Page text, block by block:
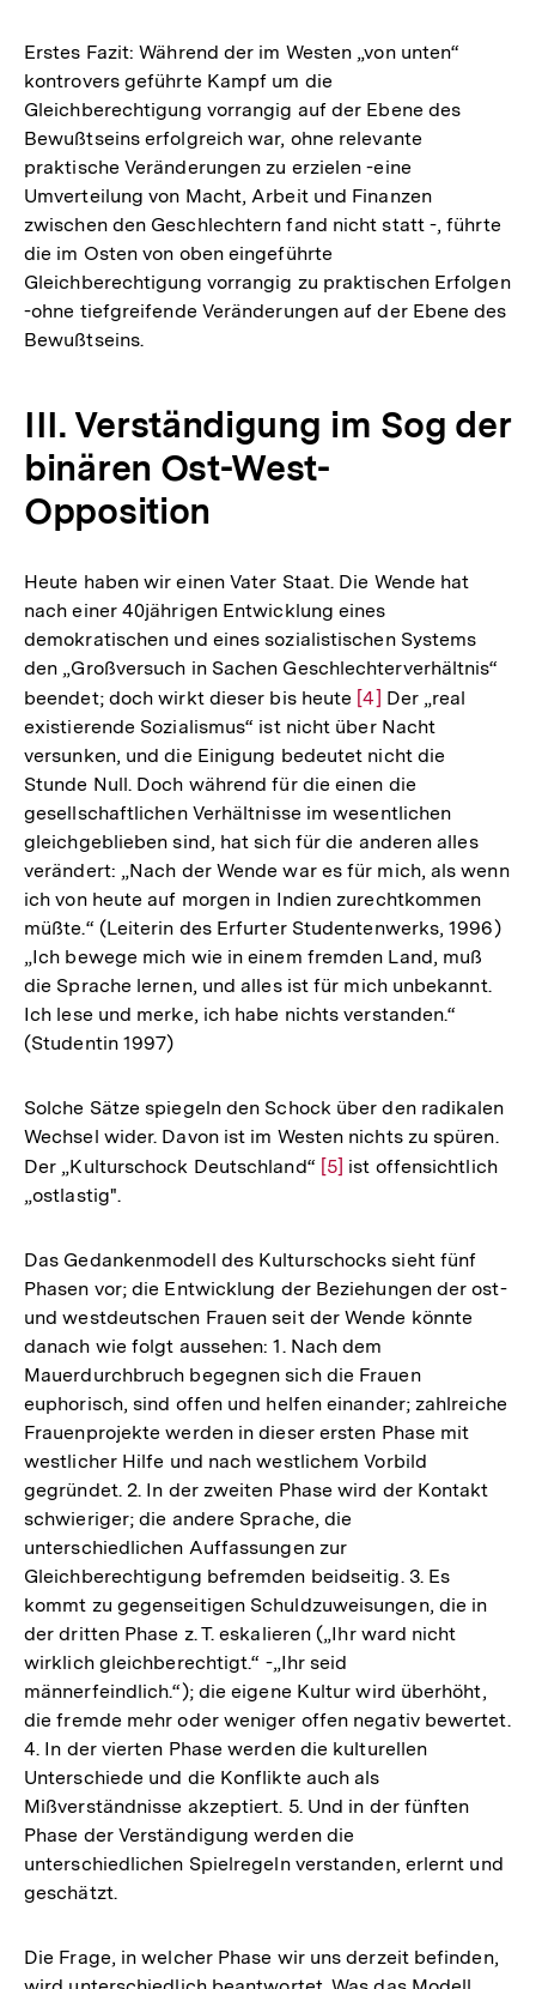
Erstes Fazit: Während der im Westen „von unten“
kontrovers geführte Kampf um die
Gleichberechtigung vorrangig auf der Ebene des
Bewußtseins erfolgreich war, ohne relevante
praktische Veränderungen zu erzielen -eine
Umverteilung von Macht, Arbeit und Finanzen
zwischen den Geschlechtern fand nicht statt -, führte
die im Osten von oben eingeführte
Gleichberechtigung vorrangig zu praktischen Erfolgen
-ohne tiefgreifende Veränderungen auf der Ebene des
Bewußtseins.
III. Verständigung im Sog der
binären Ost-West-
Opposition
Heute haben wir einen Vater Staat. Die Wende hat
nach einer 40jährigen Entwicklung eines
demokratischen und eines sozialistischen Systems
den „Großversuch in Sachen Geschlechterverhältnis“
beendet; doch wirkt dieser bis heute Zur
Auflösung
der
Fußnote
[4] Der „real
existierende Sozialismus“ ist nicht über Nacht
versunken, und die Einigung bedeutet nicht die
Stunde Null. Doch während für die einen die
gesellschaftlichen Verhältnisse im wesentlichen
gleichgeblieben sind, hat sich für die anderen alles
verändert: „Nach der Wende war es für mich, als wenn
ich von heute auf morgen in Indien zurechtkommen
müßte.“ (Leiterin des Erfurter Studentenwerks, 1996)
„Ich bewege mich wie in einem fremden Land, muß
die Sprache lernen, und alles ist für mich unbekannt.
Ich lese und merke, ich habe nichts verstanden.“
(Studentin 1997)
Solche Sätze spiegeln den Schock über den radikalen
Wechsel wider. Davon ist im Westen nichts zu spüren.
Der „Kulturschock Deutschland“ Zur
Fußnote
[5] ist offensichtlich
„ostlastig".
Das Gedankenmodell des Kulturschocks sieht fünf
Phasen vor; die Entwicklung der Beziehungen der ost-
und westdeutschen Frauen seit der Wende könnte
danach wie folgt aussehen: 1. Nach dem
Mauerdurchbruch begegnen sich die Frauen
euphorisch, sind offen und helfen einander; zahlreiche
Frauenprojekte werden in dieser ersten Phase mit
westlicher Hilfe und nach westlichem Vorbild
gegründet. 2. In der zweiten Phase wird der Kontakt
schwieriger; die andere Sprache, die
unterschiedlichen Auffassungen zur
Gleichberechtigung befremden beidseitig. 3. Es
kommt zu gegenseitigen Schuldzuweisungen, die in
der dritten Phase z. T. eskalieren („Ihr ward nicht
wirklich gleichberechtigt.“ -„Ihr seid
männerfeindlich.“); die eigene Kultur wird überhöht,
die fremde mehr oder weniger offen negativ bewertet.
4. In der vierten Phase werden die kulturellen
Unterschiede und die Konflikte auch als
Mißverständnisse akzeptiert. 5. Und in der fünften
Phase der Verständigung werden die
unterschiedlichen Spielregeln verstanden, erlernt und
geschätzt.
Die Frage, in welcher Phase wir uns derzeit befinden,